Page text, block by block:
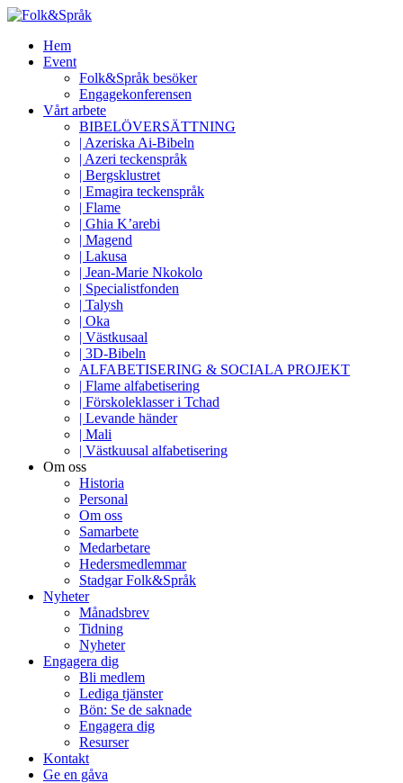
Hem
Event
Folk&Språk besöker
Engagekonferensen
Vårt arbete
BIBELÖVERSÄTTNING
| Azeriska Ai-Bibeln
| Azeri teckenspråk
| Bergsklustret
| Emagira teckenspråk
| Flame
| Ghia K’arebi
| Magend
| Lakusa
| Jean-Marie Nkokolo
| Specialistfonden
| Talysh
| Oka
| Västkusaal
| 3D-Bibeln
ALFABETISERING & SOCIALA PROJEKT
| Flame alfabetisering
| Förskoleklasser i Tchad
| Levande händer
| Mali
| Västkuusal alfabetisering
Om oss
Historia
Personal
Om oss
Samarbete
Medarbetare
Hedersmedlemmar
Stadgar Folk&Språk
Nyheter
Månadsbrev
Tidning
Nyheter
Engagera dig
Bli medlem
Lediga tjänster
Bön: Se de saknade
Engagera dig
Resurser
Kontakt
Ge en gåva